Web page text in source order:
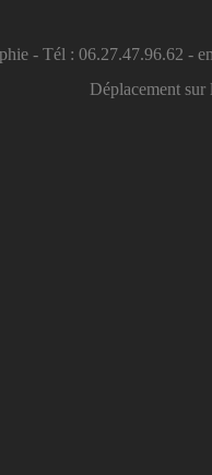
- Tél : 06.27.47.96.62 -
Déplacement